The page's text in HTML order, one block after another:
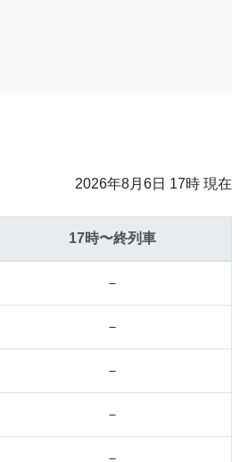
2026年8月6日 17時 現在
17時〜終列車
－
－
－
－
－